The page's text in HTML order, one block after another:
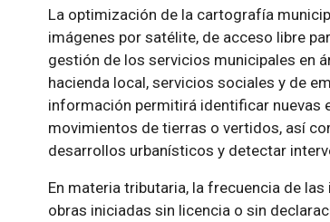
La optimización de la cartografía
imágenes por satélite, de acceso libre
gestión de los servicios municipales en
hacienda local, servicios sociales y de
información permitirá identificar nuevas
movimientos de tierras o vertidos, así
desarrollos urbanísticos y detectar
En materia tributaria, la frecuencia de
obras iniciadas sin licencia o sin